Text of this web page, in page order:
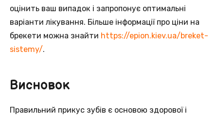
оцінить ваш випадок і запропонує оптимальні
варіанти лікування. Більше інформації про ціни на
брекети можна знайти https://epion.kiev.ua/breket-
sistemy/.
Висновок
Правильний прикус зубів є основою здорової і